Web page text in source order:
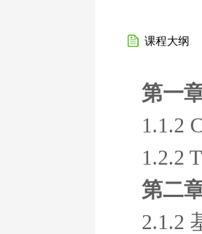
课程大纲
第一
1.1.2
1.2.2
第二
2.1.2